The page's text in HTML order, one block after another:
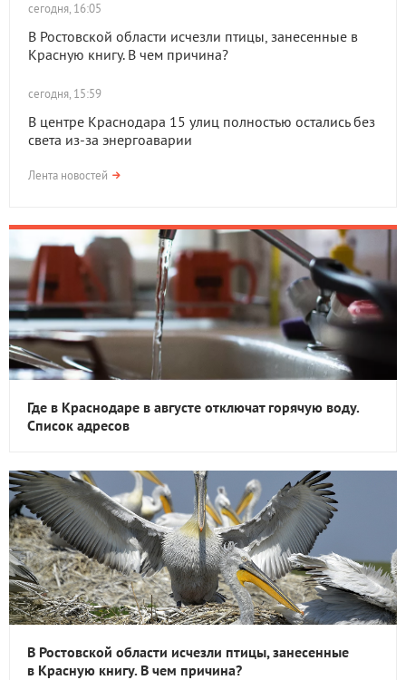
сегодня, 16:05
В Ростовской области исчезли птицы, занесенные в
Красную книгу. В чем причина?
сегодня, 15:59
В центре Краснодара 15 улиц полностью остались без
света из-за энергоаварии
Лента новостей
Где в Краснодаре в августе отключат горячую воду.
Список адресов
В Ростовской области исчезли птицы, занесенные
в Красную книгу. В чем причина?